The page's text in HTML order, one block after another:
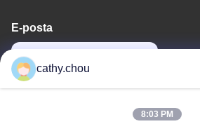
E-posta
cathy.chou
8:03 PM